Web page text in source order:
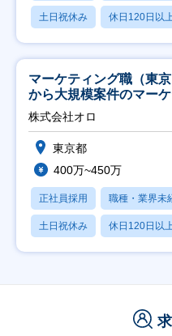
土日祝休み 休日120日以
マーケティング職（東
から大規模案件のマー
修充実】
株式会社オロ
東京都
400万~450万
正社員採用 職種・業界未
土日祝休み 休日120日以